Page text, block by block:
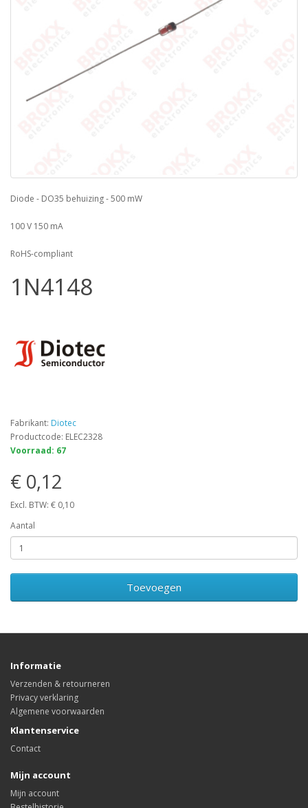
Diode - DO35 behuizing - 500 mW
100 V 150 mA
RoHS-compliant
1N4148
Fabrikant: Diotec
Productcode: ELEC2328
Voorraad: 67
€ 0,12
Excl. BTW: € 0,10
Aantal
Toevoegen
Informatie
Verzenden & retourneren
Privacy verklaring
Algemene voorwaarden
Klantenservice
Contact
Mijn account
Mijn account